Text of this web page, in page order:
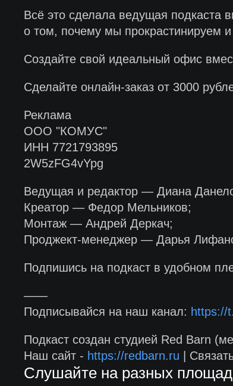
Всё это сделала ведущая подкаста
о том, почему мы прокрастинируем и
Создайте свой идеальный офис
Сделайте онлайн-заказ от 3000
Реклама
ООО "КОМУС"
ИНН 7721793895
2W5zFG4vYpg
Ведущая и редактор — Диана
Креатор — Федор Мельников;
Монтаж — Андрей Деркач;
Проджект-менеджер — Дарья
Подпишись на подкаст в удобном
——
Подписывайся на наш канал: https://
Подкаст создан студией Red Barn
Наш сайт - https://redbarn.ru |
Слушайте на разных